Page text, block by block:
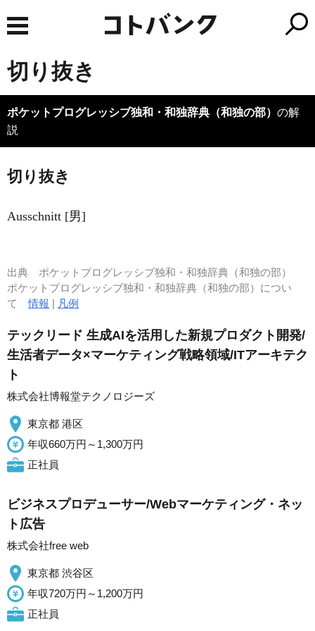
切り抜き
ポケットプログレッシブ独和・和独辞典（和独の部） の解
説
切り抜き
Ausschnitt [男]
出典 ポケットプログレッシブ独和・和独辞典（和独の部）
ポケットプログレッシブ独和・和独辞典（和独の部）につい
て情報 | 凡例
テックリード 生成AIを活用した新規プロダクト開発/
生活者データ×マーケティング戦略領域/ITアーキテク
ト
株式会社博報堂テクノロジーズ
東京都 港区
年収660万円～1,300万円
正社員
ビジネスプロデューサー/Webマーケティング・ネッ
ト広告
株式会社free web
東京都 渋谷区
年収720万円～1,200万円
正社員